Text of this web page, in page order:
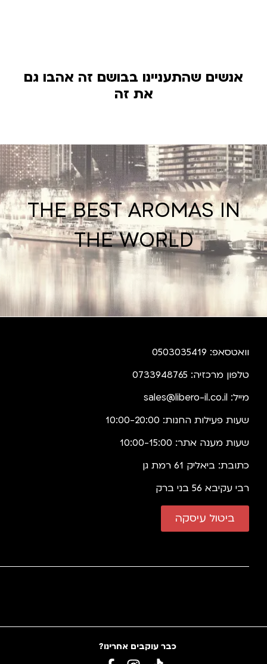
אנשים שהתעניינו בבושם זה אהבו גם
את זה
THE BEST AROMAS IN
THE WORLD
וואטסאפ: 0503035419
טלפון מרכזיה: 0733948765
מייל: sales@libero-il.co.il
שעות פעילות החנות: 10:00-20:00
שעות מענה אתר: 10:00-15:00
כתובת: ביאליק 61 רמת גן
רבי עקיבא 56 בני ברק
ביטול עיסקה
כבר עוקבים אחרינו?